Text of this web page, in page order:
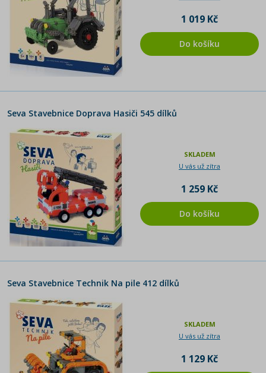
1 019 Kč
Do košíku
Seva Stavebnice Doprava Hasiči 545 dílků
SKLADEM
U vás už zítra
1 259 Kč
Do košíku
Seva Stavebnice Technik Na pile 412 dílků
SKLADEM
U vás už zítra
1 129 Kč